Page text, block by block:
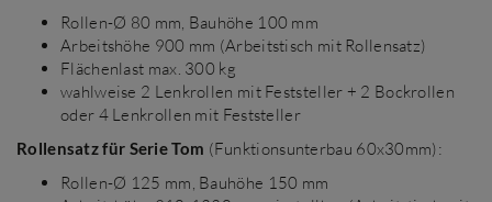
Rollen-Ø 80 mm, Bauhöhe 100 mm
Arbeitshöhe 900 mm (Arbeitstisch mit Rollensatz)
Flächenlast max. 300 kg
wahlweise 2 Lenkrollen mit Feststeller + 2 Bockrollen
oder 4 Lenkrollen mit Feststeller
Rollensatz für Serie Tom (Funktionsunterbau 60x30mm):
Rollen-Ø 125 mm, Bauhöhe 150 mm